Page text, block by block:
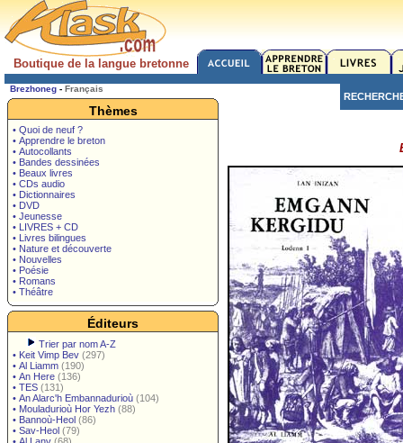
Boutique de la langue bretonne
Brezhoneg - Français
Thèmes
• Quoi de neuf ?
• Apprendre le breton
• Autocollants
• Bandes dessinées
• Beaux livres
• CDs audio
• Dictionnaires
• DVD
• Jeunesse
• LIVRES + CD
• Livres bilingues
• Nature et découverte
• Nouvelles
• Poésie
• Romans
• Théâtre
Éditeurs
Trier par nom A-Z
• Keit Vimp Bev (297)
• Al Liamm (190)
• An Here (136)
• TES (131)
• An Alarc'h Embannadurioù (104)
• Mouladurioù Hor Yezh (88)
• Bannoù-Heol (86)
• Sav-Heol (79)